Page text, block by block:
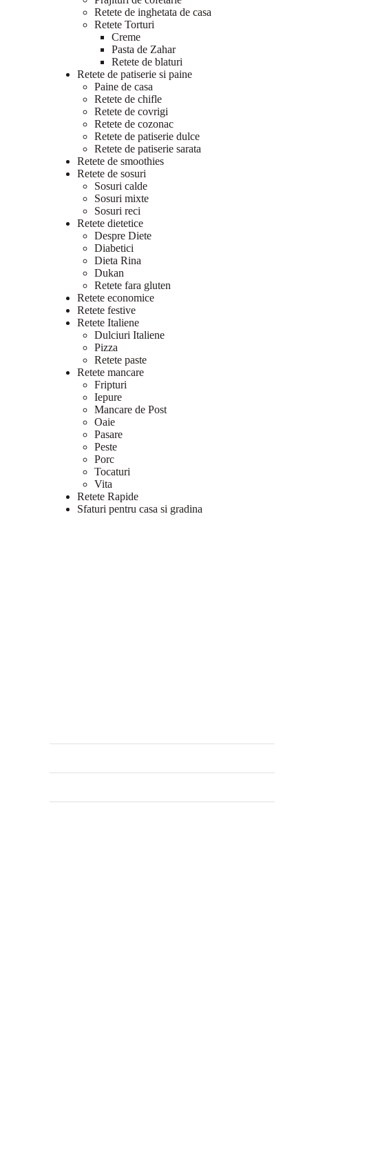
Retete de inghetata de casa
Retete Torturi
Creme
Pasta de Zahar
Retete de blaturi
Retete de patiserie si paine
Paine de casa
Retete de chifle
Retete de covrigi
Retete de cozonac
Retete de patiserie dulce
Retete de patiserie sarata
Retete de smoothies
Retete de sosuri
Sosuri calde
Sosuri mixte
Sosuri reci
Retete dietetice
Despre Diete
Diabetici
Dieta Rina
Dukan
Retete fara gluten
Retete economice
Retete festive
Retete Italiene
Dulciuri Italiene
Pizza
Retete paste
Retete mancare
Fripturi
Iepure
Mancare de Post
Oaie
Pasare
Peste
Porc
Tocaturi
Vita
Retete Rapide
Sfaturi pentru casa si gradina